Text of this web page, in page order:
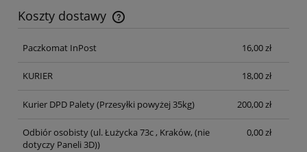
Koszty dostawy
Cena nie zawiera ewentualnych kosztów płatności
Paczkomat InPost
16,00 zł
KURIER 18,00 zł
Kurier DPD Palety(Przesyłki powyżej 35kg) 200,00 zł
Odbiór osobisty(ul. Łużycka 73c , Kraków, (nie
dotyczy Paneli 3D))
0,00 zł